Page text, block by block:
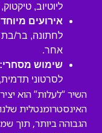
ליוטיוב,
אירועים
לחתונה, בר/בת
אחר.
שימוש מסחרי:
לסרטוני
השיר “לעלות” הוא
האינסטרומנטלית
הגבוהה ביותר, תוך